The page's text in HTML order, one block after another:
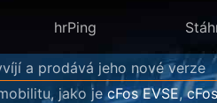
hrPing
a prodává jeho nové verze
jako jecFos EVSE,